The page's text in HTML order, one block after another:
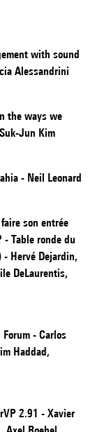
with sound
Alessandrini
the ways we
Jun Kim
- Neil Leonard
son entrée
Table ronde du
Hervé Dejardin,
DeLaurentis,
- Carlos
Haddad,
2.91 - Xavier